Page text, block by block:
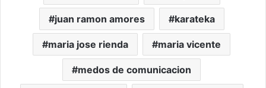
juan ramon amores karateka
maria jose rienda maria vicente
medos de comunicacion